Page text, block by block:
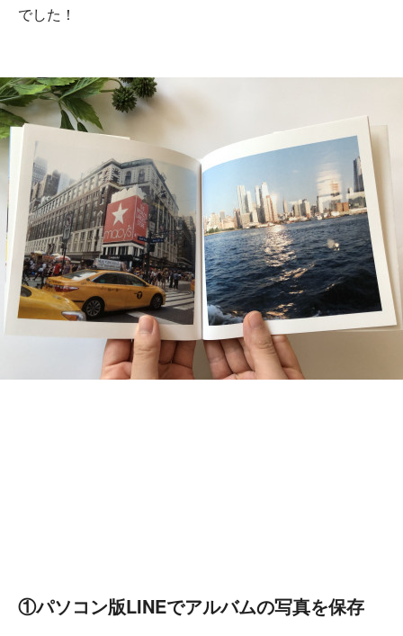
でした！
①パソコン版LINEでアルバムの写真を保存